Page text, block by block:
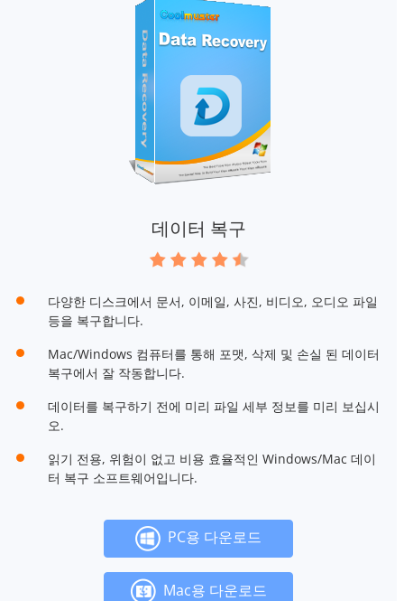
데이터 복구
다양한 디스크에서 문서, 이메일, 사진, 비디오, 오디오 파일
등을 복구합니다.
Mac/Windows 컴퓨터를 통해 포맷, 삭제 및 손실 된 데이터
복구에서 잘 작동합니다.
데이터를 복구하기 전에 미리 파일 세부 정보를 미리 보십시
오.
읽기 전용, 위험이 없고 비용 효율적인 Windows/Mac 데이
터 복구 소프트웨어입니다.
PC용 다운로드
Mac용 다운로드